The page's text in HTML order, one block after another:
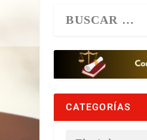
CATEGORÍAS